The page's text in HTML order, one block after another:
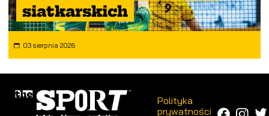
siatkarskich
03 sierpnia 2026
Polityka
prywatności